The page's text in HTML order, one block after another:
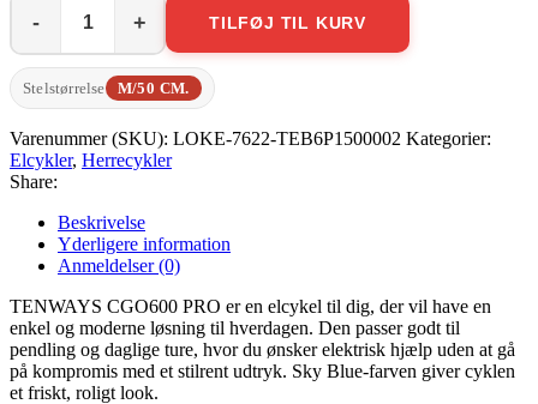
Tenways
CGO600
PRO
antal
TILFØJ TIL KURV
Stelstørrelse M/50 CM.
Varenummer (SKU): LOKE-7622-TEB6P1500002 Kategorier:
Elcykler, Herrecykler
Share:
Beskrivelse
Yderligere information
Anmeldelser (0)
TENWAYS CGO600 PRO er en elcykel til dig, der vil have en
enkel og moderne løsning til hverdagen. Den passer godt til
pendling og daglige ture, hvor du ønsker elektrisk hjælp uden at gå
på kompromis med et stilrent udtryk. Sky Blue-farven giver cyklen
et friskt, roligt look.